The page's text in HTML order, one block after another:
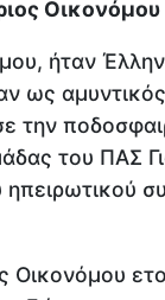
Οικονόμου
ήταν
ως
την
του ΠΑΣ